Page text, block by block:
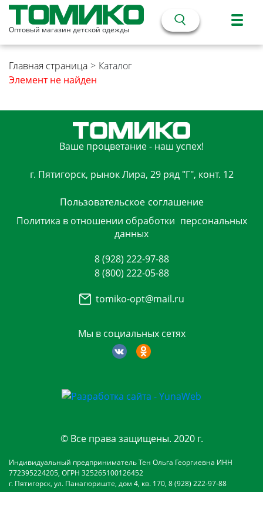
Оптовый магазин детской одежды
Главная страница > Каталог
Элемент не найден
Ваше процветание - наш успех!
г. Пятигорск, рынок Лира, 29 ряд "Г", конт. 12
Пользовательское соглашение
Политика в отношении обработки персональных
данных
Мы в социальных сетях
8 (928) 222-97-88
8 (800) 222-05-88
tomiko-opt@mail.ru
© Все права защищены. 2020 г.
Индивидуальный предприниматель Тен Ольга Георгиевна ИНН
772395224205, ОГРН 325265100126452
г. Пятигорск, ул. Панагюриште, дом 4, кв. 170, 8 (928) 222-97-88